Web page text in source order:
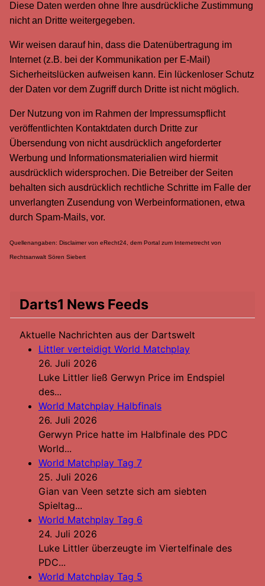
Diese Daten werden ohne Ihre ausdrückliche Zustimmung
nicht an Dritte weitergegeben.
Wir weisen darauf hin, dass die Datenübertragung im
Internet (z.B. bei der Kommunikation per E-Mail)
Sicherheitslücken aufweisen kann. Ein lückenloser Schutz
der Daten vor dem Zugriff durch Dritte ist nicht möglich.
Der Nutzung von im Rahmen der Impressumspflicht
veröffentlichten Kontaktdaten durch Dritte zur
Übersendung von nicht ausdrücklich angeforderter
Werbung und Informationsmaterialien wird hiermit
ausdrücklich widersprochen. Die Betreiber der Seiten
behalten sich ausdrücklich rechtliche Schritte im Falle der
unverlangten Zusendung von Werbeinformationen, etwa
durch Spam-Mails, vor.
Quellenangaben: Disclaimer von eRecht24, dem Portal zum Internetrecht von
Rechtsanwalt Sören Siebert
Darts1 News Feeds
Aktuelle Nachrichten aus der Dartswelt
Littler verteidigt World Matchplay
26. Juli 2026
Luke Littler ließ Gerwyn Price im Endspiel
des...
World Matchplay Halbfinals
26. Juli 2026
Gerwyn Price hatte im Halbfinale des PDC
World...
World Matchplay Tag 7
25. Juli 2026
Gian van Veen setzte sich am siebten
Spieltag...
World Matchplay Tag 6
24. Juli 2026
Luke Littler überzeugte im Viertelfinale des
PDC...
World Matchplay Tag 5